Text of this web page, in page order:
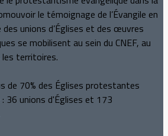
le témoignage de l’Évangile en
unions d’Églises et des œuvres
se mobilisent au sein du CNEF, au
territoires.
de 70% des Églises protestantes
36 unions d'Églises et 173